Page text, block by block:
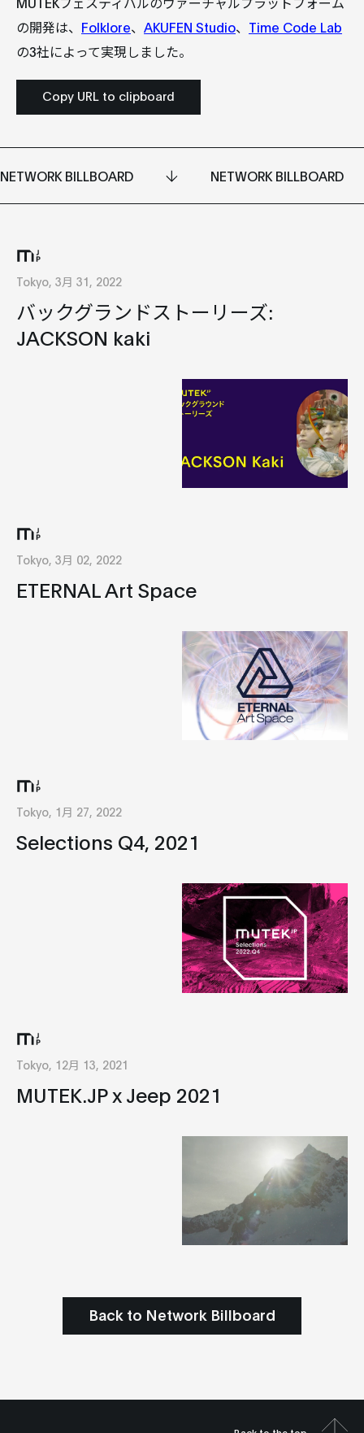
の開発は、 Folklore、 AKUFEN Studio、 Time Code Lab
の3社によって実現しました。
Copy URL to clipboard
NETWORK BILLBOARD NETWORK BILLBOARD
Tokyo, 3月 31, 2022
バックグランドストーリーズ:
JACKSON kaki
Tokyo, 3月 02, 2022
ETERNAL Art Space
Tokyo, 1月 27, 2022
Selections Q4, 2021
Tokyo, 12月 13, 2021
MUTEK.JP x Jeep 2021
Back to Network Billboard